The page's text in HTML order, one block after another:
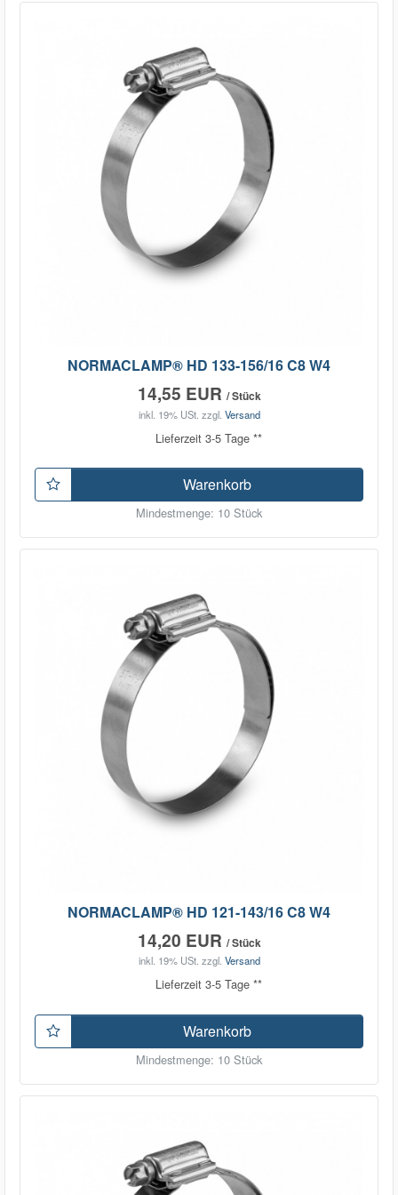
NORMACLAMP® HD 133-156/16 C8 W4
14,55 EUR / Stück
inkl. 19% USt. zzgl. Versand
Lieferzeit 3-5 Tage **
Warenkorb
Mindestmenge: 10 Stück
NORMACLAMP® HD 121-143/16 C8 W4
14,20 EUR / Stück
inkl. 19% USt. zzgl. Versand
Lieferzeit 3-5 Tage **
Warenkorb
Mindestmenge: 10 Stück